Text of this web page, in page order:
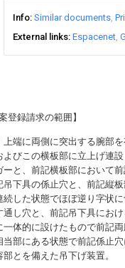
Info Similar documents
External links Espacenet
登録請求の範囲】
上端に両側に突出する腕部
よびこの横板部に立上げ連
ーと、前記横板部において
吊下具の係止穴と、前記縦
続した状態でほぼ逆り字状
通し穴と、前記吊下具にお
一体的に設けたもので前記
当部にある状態で前記係止
部とを備えた吊下げ装置。